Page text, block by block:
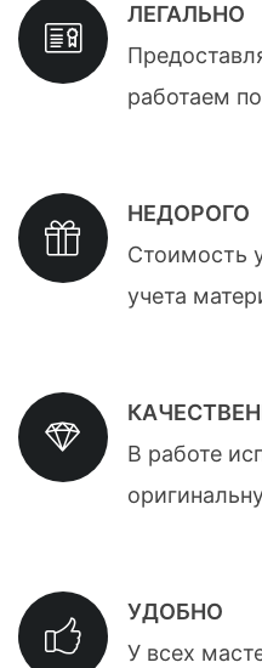
ЛЕГАЛЬНО
работаем
НЕДОРОГО
Стоимость
учета
В работе
УДОБНО
У всех